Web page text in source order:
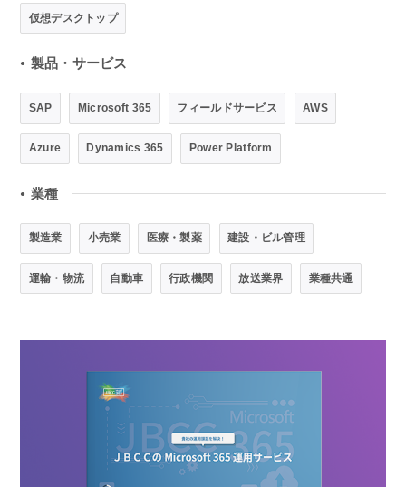
仮想デスクトップ
● 製品・サービス
SAP Microsoft 365 フィールドサービス AWS
Azure Dynamics 365 Power Platform
● 業種
製造業 小売業 医療・製薬 建設・ビル管理
運輸・物流 自動車 行政機関 放送業界 業種共通